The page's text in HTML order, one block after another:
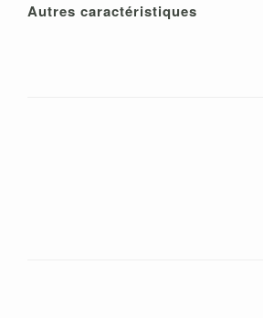
Autres caractéristiques